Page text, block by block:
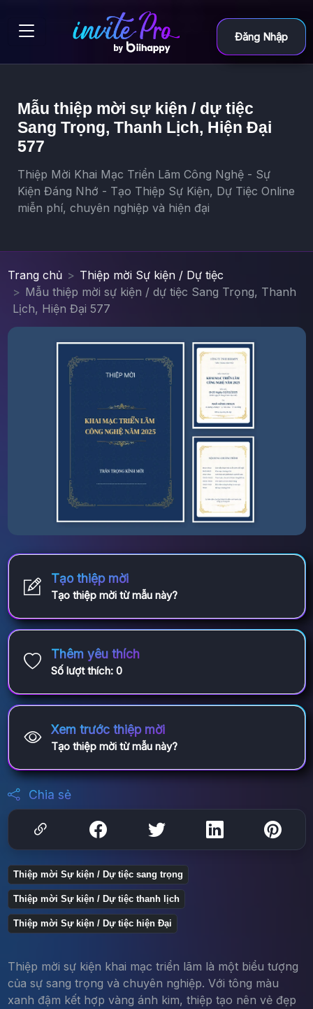
Đăng Nhập
Mẫu thiệp mời sự kiện / dự tiệc
Sang Trọng, Thanh Lịch, Hiện Đại
577
Thiệp Mời Khai Mạc Triển Lãm Công Nghệ - Sự
Kiện Đáng Nhớ - Tạo Thiệp Sự Kiện, Dự Tiệc Online
miễn phí, chuyên nghiệp và hiện đại
Trang chủ
Thiệp mời Sự kiện / Dự tiệc
Mẫu thiệp mời sự kiện / dự tiệc Sang Trọng, Thanh
Lịch, Hiện Đại 577
Tạo thiệp mời
Tạo thiệp mời từ mẫu này?
Thêm yêu thích
Số lượt thích: 0
Xem trước thiệp mời
Tạo thiệp mời từ mẫu này?
Chia sẻ
Thiệp mời Sự kiện / Dự tiệc sang trọng
Thiệp mời Sự kiện / Dự tiệc thanh lịch
Thiệp mời Sự kiện / Dự tiệc hiện Đại
Thiệp mời sự kiện khai mạc triển lãm là một biểu tượng
của sự sang trọng và chuyên nghiệp. Với tông màu
xanh đậm kết hợp vàng ánh kim, thiệp tạo nên vẻ đẹp